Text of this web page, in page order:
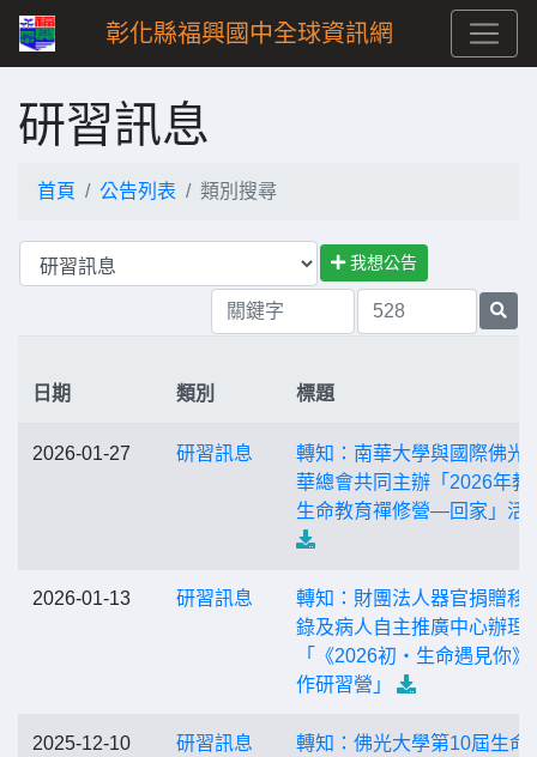
彰化縣福興國中全球資訊網
研習訊息
首頁 公告列表 類別搜尋
我想公告
日期 類別 標題
2026-01-27 研習訊息
轉知：南華大學與國際佛光
華總會共同主辦「2026年教
生命教育禪修營—回家」活
2026-01-13 研習訊息
轉知：財團法人器官捐贈移
錄及病人自主推廣中心辦理
「《2026初・生命遇見你》
作研習營」
2025-12-10 研習訊息
轉知：佛光大學第10屆生命